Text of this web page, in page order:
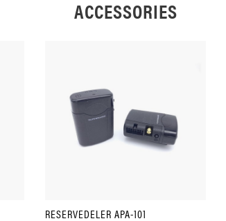
ACCESSORIES
RESERVEDELER APA-101